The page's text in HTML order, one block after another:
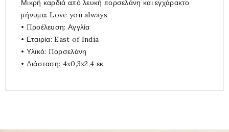
Μικρή καρδιά από λευκή πορσελάνη και εγχάρακτο
μήνυμα: Love you always
• Προέλευση: Αγγλία
• Εταιρία: East of India
• Υλικό: Πορσελάνη
• Διάσταση: 4x0,3x2,4 εκ.